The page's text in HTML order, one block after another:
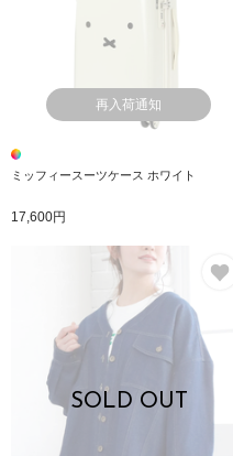
再入荷通知
ミッフィースーツケース ホワイト
17,600円
SOLD OUT